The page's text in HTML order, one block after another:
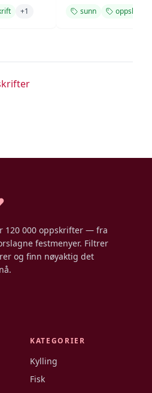
+1 sunn oppskrift
120 000 oppskrifter — fra
festmenyer. Filtrer
og finn nøyaktig det
KATEGORIER
Kylling
Fisk